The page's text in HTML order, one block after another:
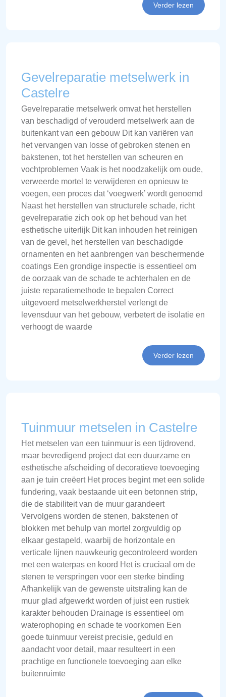
Verder lezen
Gevelreparatie metselwerk in
Castelre
Gevelreparatie metselwerk omvat het herstellen
van beschadigd of verouderd metselwerk aan de
buitenkant van een gebouw Dit kan variëren van
het vervangen van losse of gebroken stenen en
bakstenen, tot het herstellen van scheuren en
vochtproblemen Vaak is het noodzakelijk om oude,
verweerde mortel te verwijderen en opnieuw te
voegen, een proces dat ‘voegwerk’ wordt genoemd
Naast het herstellen van structurele schade, richt
gevelreparatie zich ook op het behoud van het
esthetische uiterlijk Dit kan inhouden het reinigen
van de gevel, het herstellen van beschadigde
ornamenten en het aanbrengen van beschermende
coatings Een grondige inspectie is essentieel om
de oorzaak van de schade te achterhalen en de
juiste reparatiemethode te bepalen Correct
uitgevoerd metselwerkherstel verlengt de
levensduur van het gebouw, verbetert de isolatie en
verhoogt de waarde
Verder lezen
Tuinmuur metselen in Castelre
Het metselen van een tuinmuur is een tijdrovend,
maar bevredigend project dat een duurzame en
esthetische afscheiding of decoratieve toevoeging
aan je tuin creëert Het proces begint met een solide
fundering, vaak bestaande uit een betonnen strip,
die de stabiliteit van de muur garandeert
Vervolgens worden de stenen, bakstenen of
blokken met behulp van mortel zorgvuldig op
elkaar gestapeld, waarbij de horizontale en
verticale lijnen nauwkeurig gecontroleerd worden
met een waterpas en koord Het is cruciaal om de
stenen te verspringen voor een sterke binding
Afhankelijk van de gewenste uitstraling kan de
muur glad afgewerkt worden of juist een rustiek
karakter behouden Drainage is essentieel om
waterophoping en schade te voorkomen Een
goede tuinmuur vereist precisie, geduld en
aandacht voor detail, maar resulteert in een
prachtige en functionele toevoeging aan elke
buitenruimte